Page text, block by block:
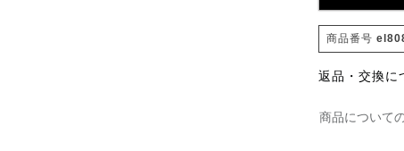
商品番号
返品・交換に
商品について